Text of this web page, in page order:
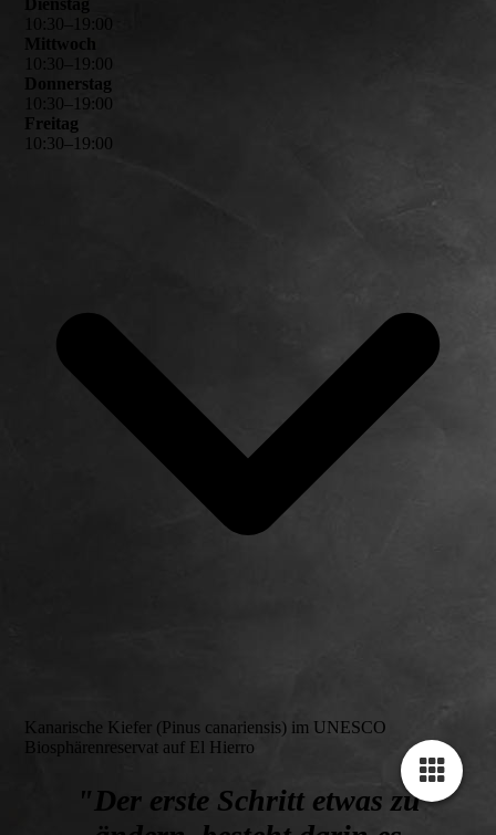
10
30 19 00
Mittwoch
10
30 19: 00
Donnerstag
10
30– 19:00
Freitag
10:30– 19:00
Kanarische Kiefer (Pinus canariensis) im UNESCO
Biosphärenreservat auf El Hierro
"Der erste Schritt etwas zu